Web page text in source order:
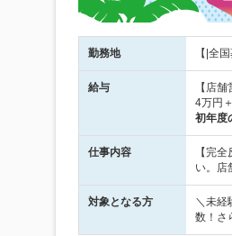
勤務地 【|全
給与
【店
4万円
初年度
仕事内容
【完
い。店
対象となる方
＼未経
数！さ